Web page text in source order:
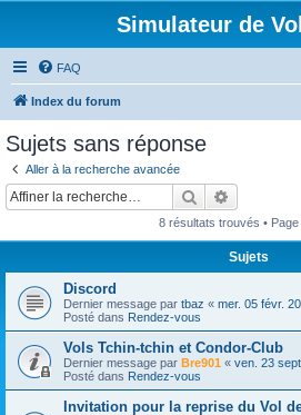
Simulateur de
FAQ
Index du forum
Sujets sans réponse
Aller à la recherche avancée
Rechercher
8 résultats trouvés • Page
Sujets
Discord
Dernier message par tbaz « mer. 05 févr.
Posté dans Rendez-vous
Vols Tchin-tchin et Condor-Club
Dernier message par Bre901 « ven. 23
Posté dans Rendez-vous
Invitation pour la reprise du Vol